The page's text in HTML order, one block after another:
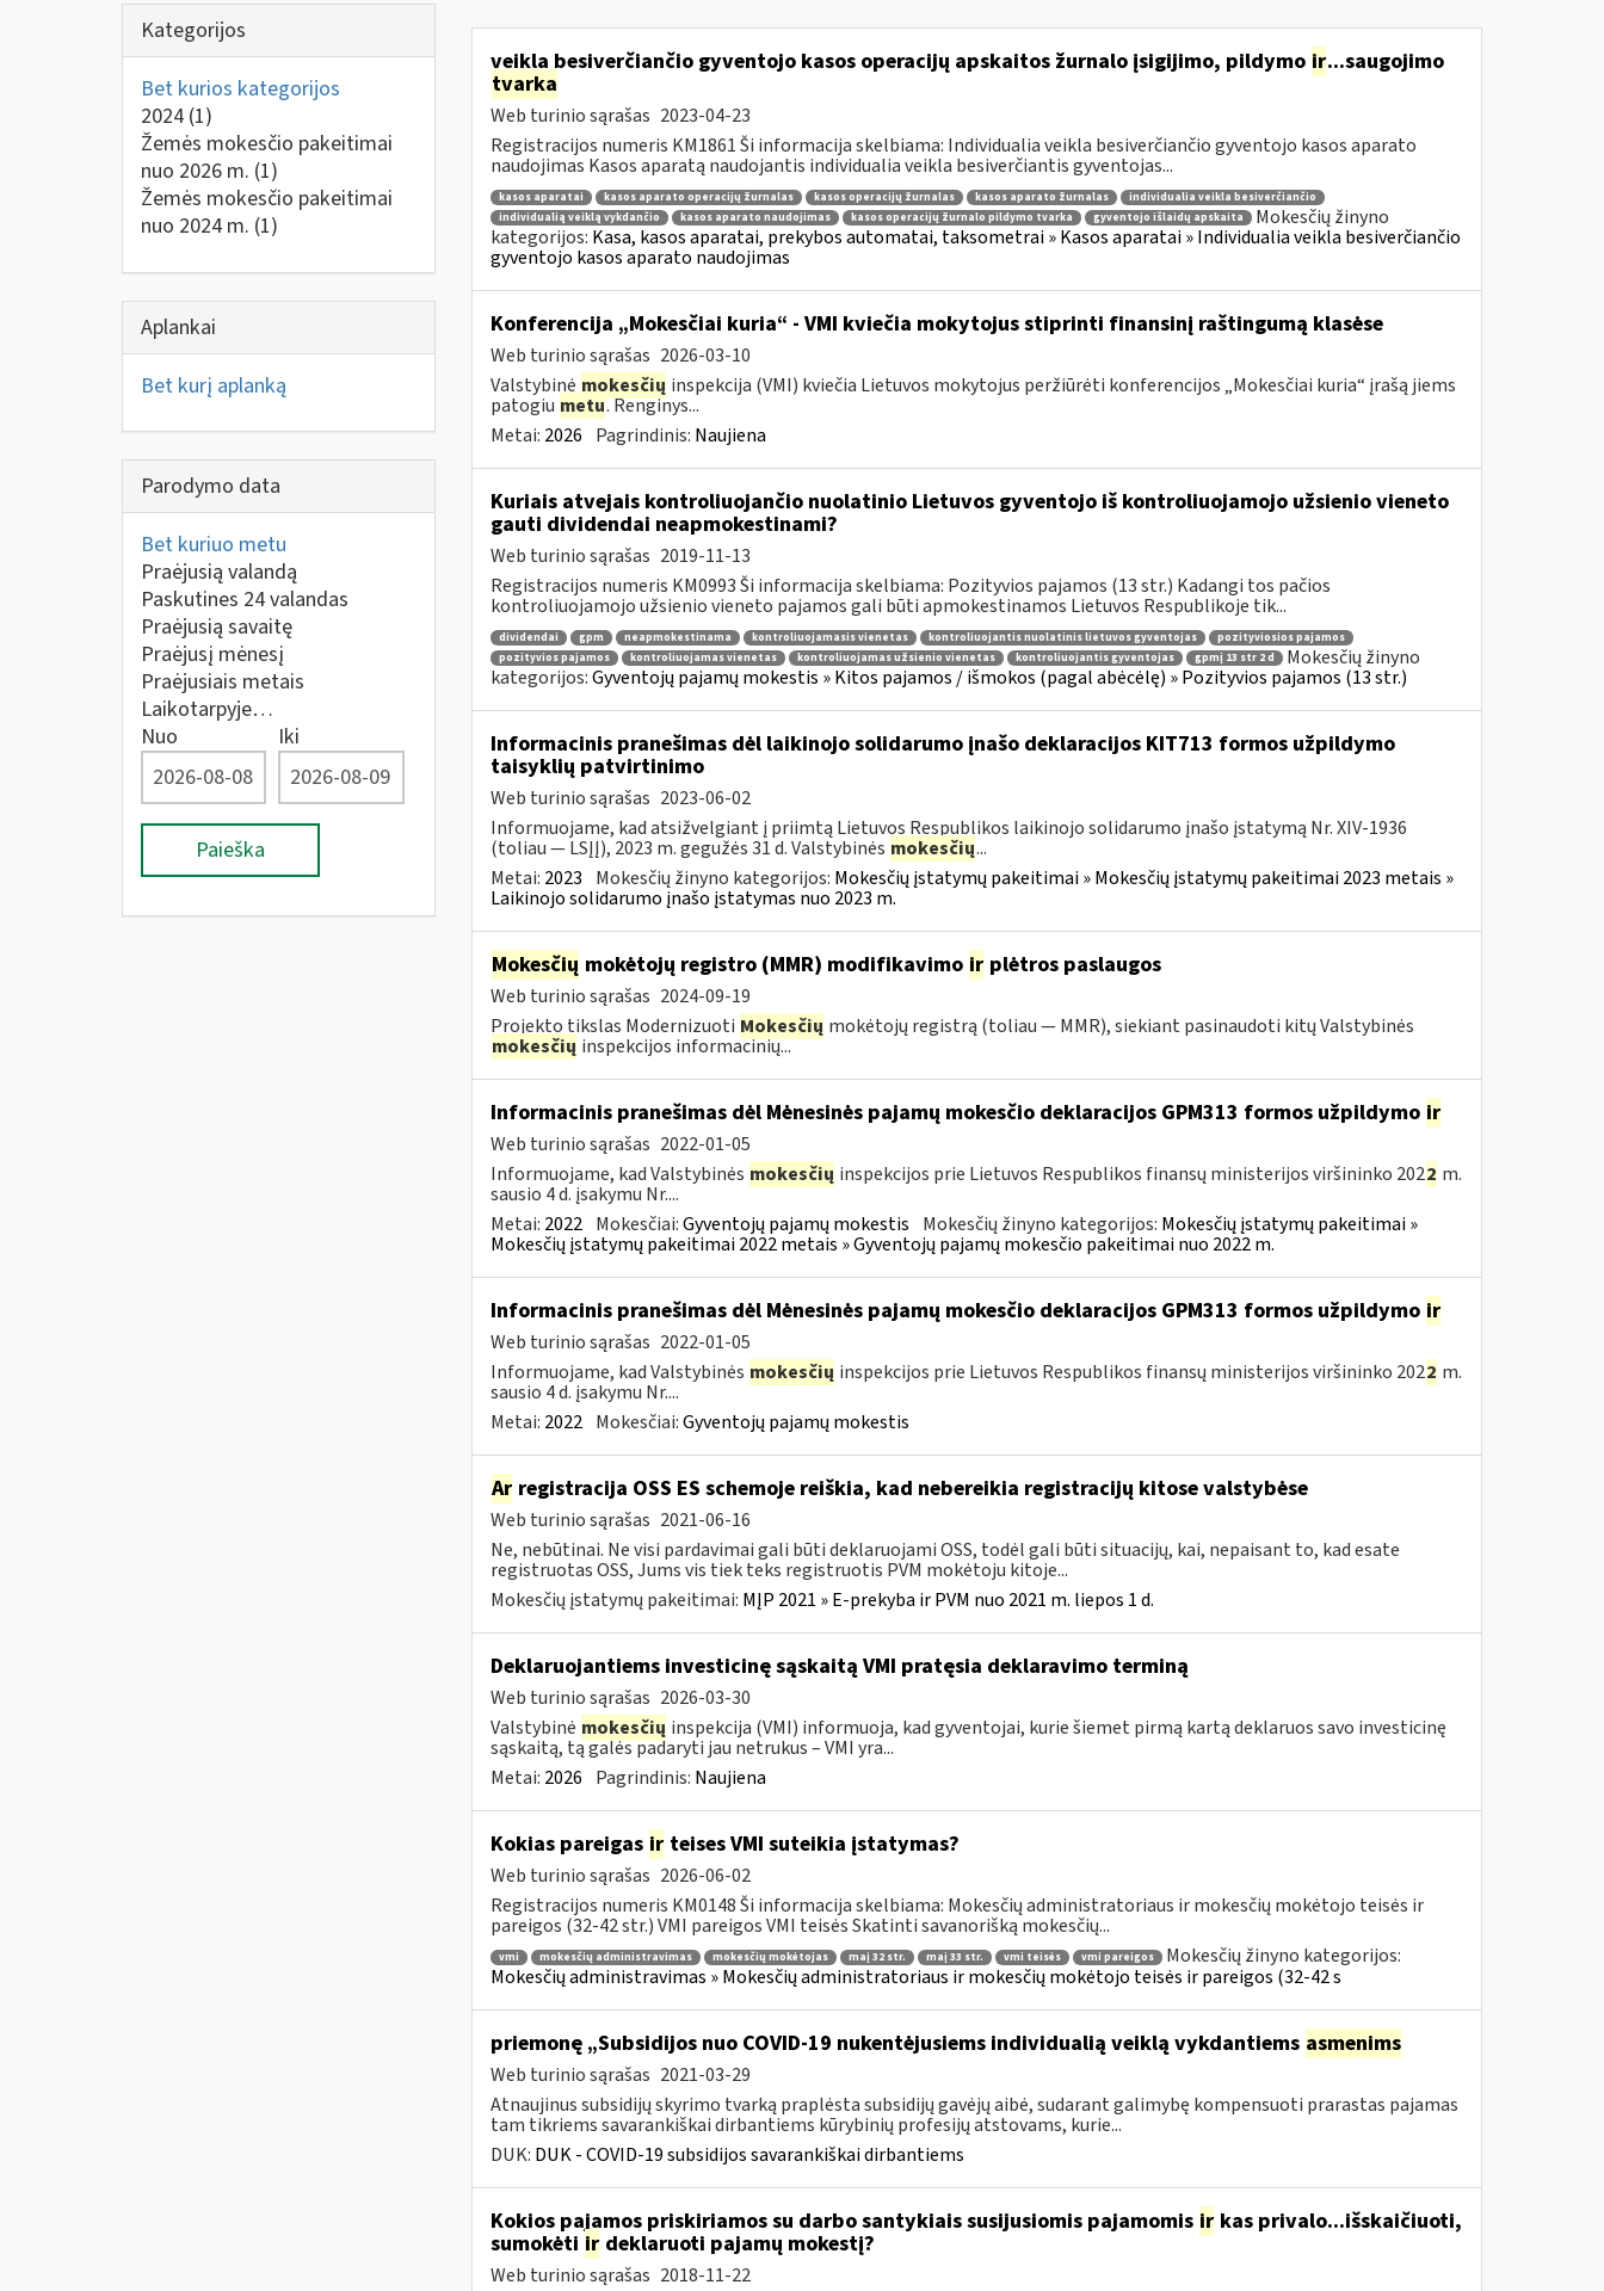
Kategorijos
Bet kurios kategorijos
2024 (1)
Žemės mokesčio pakeitimai
nuo 2026 m. (1)
Žemės mokesčio pakeitimai
nuo 2024 m. (1)
Aplankai
Bet kurį aplanką
Parodymo data
Bet kuriuo metu
Praėjusią valandą
Paskutines 24 valandas
Praėjusią savaitę
Praėjusį mėnesį
Praėjusiais metais
Laikotarpyje…
Nuo
Iki
Paieška
veikla besiverčiančio gyventojo kasos operacijų apskaitos žurnalo įsigijimo, pildymo ir...saugojimo
tvarka
Web turinio sąrašas 2023-04-23
Registracijos numeris KM1861 Ši informacija skelbiama: Individualia veikla besiverčiančio gyventojo kasos aparato
naudojimas Kasos aparatą naudojantis individualia veikla besiverčiantis gyventojas...
kasos aparatai kasos aparato operacijų žurnalas kasos operacijų žurnalas kasos aparato žurnalas
individualia veikla besiverčiančio
individualią veiklą vykdančio
kasos aparato naudojimas kasos operacijų žurnalo pildymo tvarka gyventojo išlaidų apskaita
Mokesčių žinyno
kategorijos: Kasa, kasos aparatai, prekybos automatai, taksometrai » Kasos aparatai » Individualia veikla besiverčiančio
gyventojo kasos aparato naudojimas
Konferencija „Mokesčiai kuria“ - VMI kviečia mokytojus stiprinti finansinį raštingumą klasėse
Web turinio sąrašas 2026-03-10
Valstybinė mokesčių inspekcija (VMI) kviečia Lietuvos mokytojus peržiūrėti konferencijos „Mokesčiai kuria“ įrašą jiems
patogiu metu. Renginys...
Metai: 2026 Pagrindinis: Naujiena
Kuriais atvejais kontroliuojančio nuolatinio Lietuvos gyventojo iš kontroliuojamojo užsienio vieneto
gauti dividendai neapmokestinami?
Web turinio sąrašas 2019-11-13
Registracijos numeris KM0993 Ši informacija skelbiama: Pozityvios pajamos (13 str.) Kadangi tos pačios
kontroliuojamojo užsienio vieneto pajamos gali būti apmokestinamos Lietuvos Respublikoje tik...
dividendai gpm neapmokestinama kontroliuojamasis vienetas kontroliuojantis nuolatinis lietuvos gyventojas
pozityviosios pajamos
pozityvios pajamos
kontroliuojamas vienetas kontroliuojamas užsienio vienetas kontroliuojantis gyventojas gpmį 13 str 2 d
Mokesčių žinyno
kategorijos:Gyventojų pajamų mokestis » Kitos pajamos / išmokos (pagal abėcėlę) » Pozityvios pajamos (13 str.)
Informacinis pranešimas dėl laikinojo solidarumo įnašo deklaracijos KIT713 formos užpildymo
taisyklių patvirtinimo
Web turinio sąrašas 2023-06-02
Informuojame, kad atsižvelgiant į priimtą Lietuvos Respublikos laikinojo solidarumo įnašo įstatymą Nr. XIV-1936
(toliau — LSĮĮ), 2023 m. gegužės 31 d. Valstybinės mokesčių...
Metai: 2023 Mokesčių žinyno kategorijos: Mokesčių įstatymų pakeitimai » Mokesčių įstatymų pakeitimai 2023 metais »
Laikinojo solidarumo įnašo įstatymas nuo 2023 m.
Mokesčių mokėtojų registro (MMR) modifikavimo irplėtros paslaugos
Web turinio sąrašas 2024-09-19
Projekto tikslas Modernizuoti Mokesčių mokėtojų registrą (toliau — MMR), siekiant pasinaudoti kitų Valstybinės
mokesčių inspekcijos informacinių...
Informacinis pranešimas dėl Mėnesinės pajamų mokesčio deklaracijos GPM313 formos užpildymo ir
Web turinio sąrašas 2022-01-05
Informuojame, kad Valstybinės mokesčių inspekcijos prie Lietuvos Respublikos finansų ministerijos viršininko 2022 m.
sausio 4 d. įsakymu Nr....
Metai: 2022 Mokesčiai:Gyventojų pajamų mokestis Mokesčių žinyno kategorijos: Mokesčių įstatymų pakeitimai »
Mokesčių įstatymų pakeitimai 2022 metais » Gyventojų pajamų mokesčio pakeitimai nuo 2022 m.
Informacinis pranešimas dėl Mėnesinės pajamų mokesčio deklaracijos GPM313 formos užpildymo ir
Web turinio sąrašas 2022-01-05
Informuojame, kad Valstybinės mokesčių inspekcijos prie Lietuvos Respublikos finansų ministerijos viršininko 2022 m.
sausio 4 d. įsakymu Nr....
Metai: 2022 Mokesčiai:Gyventojų pajamų mokestis
Arregistracija OSS ES schemoje reiškia, kad nebereikia registracijų kitose valstybėse
Web turinio sąrašas 2021-06-16
Ne, nebūtinai. Ne visi pardavimai gali būti deklaruojami OSS, todėl gali būti situacijų, kai, nepaisant to, kad esate
registruotas OSS, Jums vis tiek teks registruotis PVM mokėtoju kitoje...
Mokesčių įstatymų pakeitimai: MĮP 2021 » E-prekyba ir PVM nuo 2021 m. liepos 1 d.
Deklaruojantiems investicinę sąskaitą VMI pratęsia deklaravimo terminą
Web turinio sąrašas 2026-03-30
Valstybinė mokesčių inspekcija (VMI) informuoja, kad gyventojai, kurie šiemet pirmą kartą deklaruos savo investicinę
sąskaitą, tą galės padaryti jau netrukus – VMI yra...
Metai: 2026 Pagrindinis: Naujiena
Kokias pareigas irteises VMI suteikia įstatymas?
Web turinio sąrašas 2026-06-02
Registracijos numeris KM0148 Ši informacija skelbiama: Mokesčių administratoriaus ir mokesčių mokėtojo teisės ir
pareigos (32-42 str.) VMI pareigos VMI teisės Skatinti savanorišką mokesčių...
vmi mokesčių administravimas mokesčių mokėtojas maį 32 str. maį 33 str. vmi teisės vmi pareigos
Mokesčių žinyno kategorijos:
Mokesčių administravimas » Mokesčių administratoriaus ir mokesčių mokėtojo teisės ir pareigos (32-42 s
priemonę „Subsidijos nuo COVID-19 nukentėjusiems individualią veiklą vykdantiems asmenims
Web turinio sąrašas 2021-03-29
Atnaujinus subsidijų skyrimo tvarką praplėsta subsidijų gavėjų aibė, sudarant galimybę kompensuoti prarastas pajamas
tam tikriems savarankiškai dirbantiems kūrybinių profesijų atstovams, kurie...
DUK: DUK - COVID-19 subsidijos savarankiškai dirbantiems
Kokios pajamos priskiriamos su darbo santykiais susijusiomis pajamomis irkas privalo...išskaičiuoti,
sumokėti irdeklaruoti pajamų mokestį?
Web turinio sąrašas 2018-11-22